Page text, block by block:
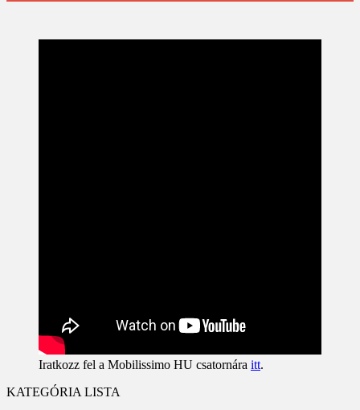
Iratkozz fel a Mobilissimo HU csatornára itt.
KATEGÓRIA LISTA